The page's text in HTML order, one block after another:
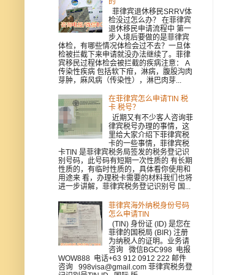
菲律宾退休移民SRRV体
检没过怎么办？ 在菲律宾
退休移民申请流程中 第一
步入境后要做的是菲律宾
体检，有哪些情况体检会过不去？一旦体
检被拦截下来申请就没办法继续了。菲律
宾移民过程体检会被拦截的疾病注意： A
传染性疾病 包括软下疳，淋病，腹股沟肉
芽肿，麻风病（传染性），淋巴肉芽...
在菲律宾怎么申请TIN 税
卡 税号？
近期又有不少客人咨询菲
律宾税号办理的事情，这
里给大家介绍下菲律宾税
卡的一些事情，菲律宾税
卡TIN 是菲律宾税务局签发的税务登记识
别号码，此号码有短期一次性质的 有长期
性质的，有临时性质的，具体看你使用和
用途来 看，办理税卡需要的材料我们也将
进一步讲解，菲律宾税务登记识别号 国...
菲律宾海外纳税身份号码
怎么申请TIN
(TIN) 身份证 (ID) 是您在
菲律的国税局 (BIR) 注册
为纳税人的证明。业务请
咨询 微信BGC998 电报
WOW888 电话+63 912 0912 222 邮件
咨询 998visa@gmail.com 菲律宾税务登